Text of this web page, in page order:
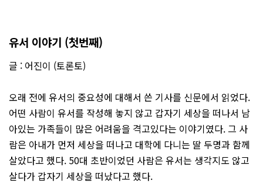
유서 이야기 (첫번째)
글 : 어진이 (토론토)
오래 전에 유서의 중요성에 대해서 쓴 기사를 신문에서 읽었다.
어떤 사람이 유서를 작성해 놓지 않고 갑자기 세상을 떠나서 남
아있는 가족들이 많은 어려움을 격고있다는 이야기였다. 그 사
람은 아내가 먼저 세상을 떠나고 대학에 다니는 딸 두명과 함께
살았다고 했다. 50대 초반이었던 사람은 유서는 생각지도 않고
살다가 갑자기 세상을 떠났다고 했다.